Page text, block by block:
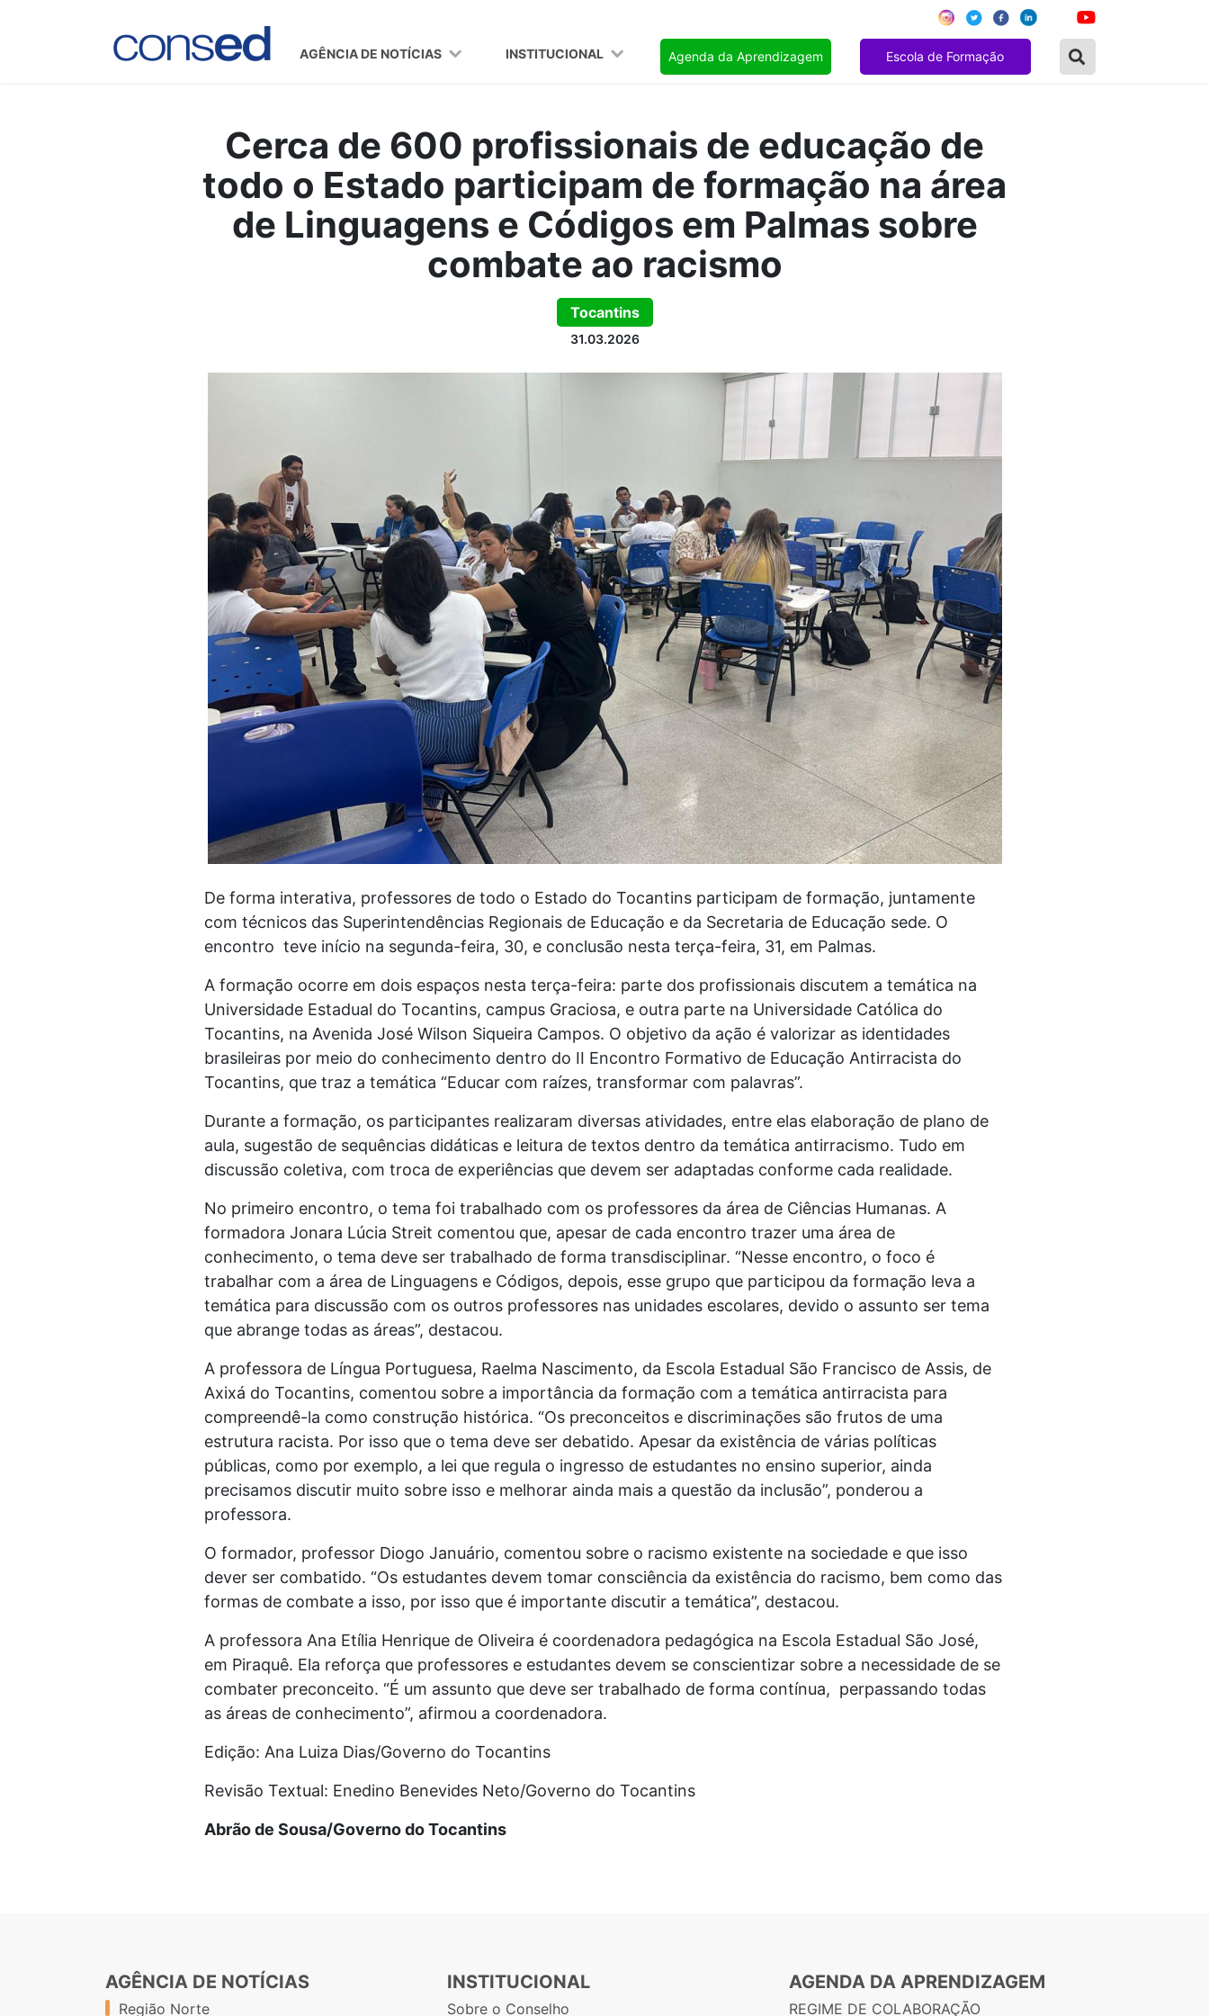
AGÊNCIA DE NOTÍCIAS INSTITUCIONAL Agenda da Aprendizagem Escola de Formação
Cerca de 600 profissionais de educação de
todo o Estado participam de formação na área
de Linguagens e Códigos em Palmas sobre
combate ao racismo
Tocantins
31.03.2026
De forma interativa, professores de todo o Estado do Tocantins participam de formação, juntamente
com técnicos das Superintendências Regionais de Educação e da Secretaria de Educação sede. O
encontro teve início na segunda-feira, 30, e conclusão nesta terça-feira, 31, em Palmas.
A formação ocorre em dois espaços nesta terça-feira: parte dos profissionais discutem a temática na
Universidade Estadual do Tocantins, campus Graciosa, e outra parte na Universidade Católica do
Tocantins, na Avenida José Wilson Siqueira Campos. O objetivo da ação é valorizar as identidades
brasileiras por meio do conhecimento dentro do II Encontro Formativo de Educação Antirracista do
Tocantins, que traz a temática “Educar com raízes, transformar com palavras”.
Durante a formação, os participantes realizaram diversas atividades, entre elas elaboração de plano de
aula, sugestão de sequências didáticas e leitura de textos dentro da temática antirracismo. Tudo em
discussão coletiva, com troca de experiências que devem ser adaptadas conforme cada realidade.
No primeiro encontro, o tema foi trabalhado com os professores da área de Ciências Humanas. A
formadora Jonara Lúcia Streit comentou que, apesar de cada encontro trazer uma área de
conhecimento, o tema deve ser trabalhado de forma transdisciplinar. “Nesse encontro, o foco é
trabalhar com a área de Linguagens e Códigos, depois, esse grupo que participou da formação leva a
temática para discussão com os outros professores nas unidades escolares, devido o assunto ser tema
que abrange todas as áreas”, destacou.
A professora de Língua Portuguesa, Raelma Nascimento, da Escola Estadual São Francisco de Assis, de
Axixá do Tocantins, comentou sobre a importância da formação com a temática antirracista para
compreendê-la como construção histórica. “Os preconceitos e discriminações são frutos de uma
estrutura racista. Por isso que o tema deve ser debatido. Apesar da existência de várias políticas
públicas, como por exemplo, a lei que regula o ingresso de estudantes no ensino superior, ainda
precisamos discutir muito sobre isso e melhorar ainda mais a questão da inclusão”, ponderou a
professora.
O formador, professor Diogo Januário, comentou sobre o racismo existente na sociedade e que isso
dever ser combatido. “Os estudantes devem tomar consciência da existência do racismo, bem como das
formas de combate a isso, por isso que é importante discutir a temática”, destacou.
A professora Ana Etília Henrique de Oliveira é coordenadora pedagógica na Escola Estadual São José,
em Piraquê. Ela reforça que professores e estudantes devem se conscientizar sobre a necessidade de se
combater preconceito. “É um assunto que deve ser trabalhado de forma contínua, perpassando todas
as áreas de conhecimento”, afirmou a coordenadora.
Edição: Ana Luiza Dias/Governo do Tocantins
Revisão Textual: Enedino Benevides Neto/Governo do Tocantins
Abrão de Sousa/Governo do Tocantins
AGÊNCIA DE NOTÍCIAS
Região Norte
INSTITUCIONAL
Sobre o Conselho
AGENDA DA APRENDIZAGEM
REGIME DE COLABORAÇÃO